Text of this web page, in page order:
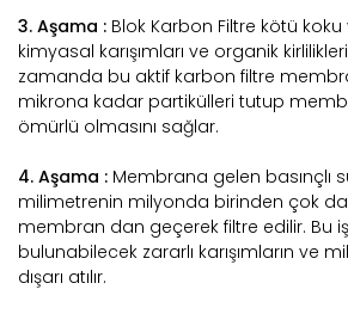
3. Aşama : Blok Karbon Filtre kötü
kimyasal karışımları ve organik kirlilikleri
zamanda bu aktif karbon filtre
mikrona kadar partikülleri tutup
ömürlü olmasını sağlar.
4. Aşama : Membrana gelen basınçlı
milimetrenin milyonda birinden çok
membran dan geçerek filtre edilir. Bu
bulunabilecek zararlı karışımların ve
dışarı atılır.